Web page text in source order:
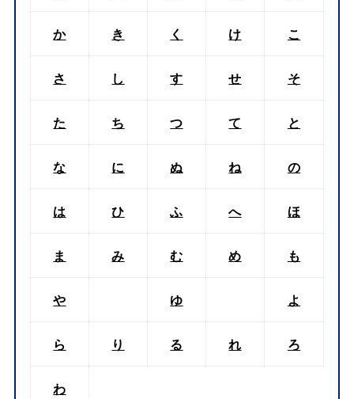
か き く け こ
さ し す せ そ
た ち つ て と
な に ぬ ね の
は ひ ふ へ ほ
ま み む め も
や ゆ よ
ら り る れ ろ
わ